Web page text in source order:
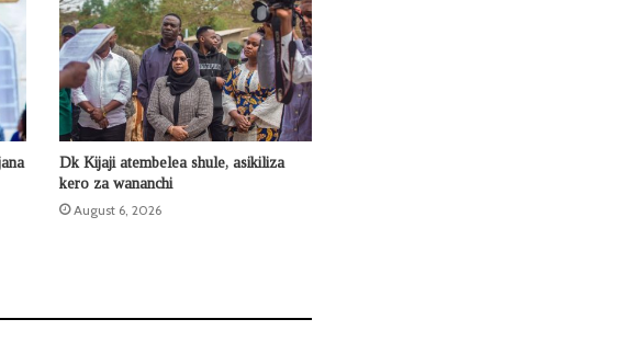
Dk Kijaji atembelea shule, asikiliza
kero za wananchi
August 6, 2026